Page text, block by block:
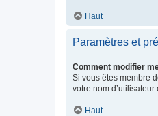
Haut
Paramètres et
Comment modifier
Si vous êtes membre
votre nom
Haut